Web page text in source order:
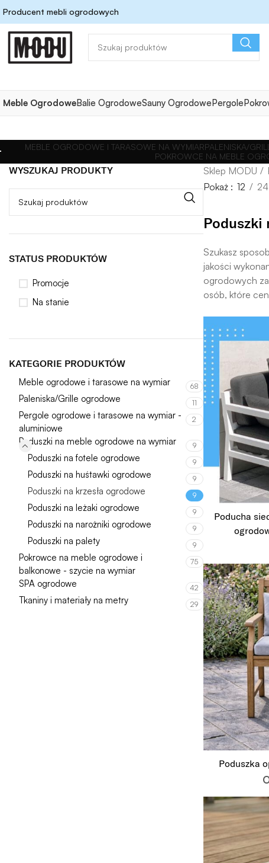
Producent mebli ogrodowych
Meble OgrodoweBalie OgrodoweSauny OgrodowePergole
MEBLE OGRODOWE I TARASOWE NA WYMIARPALENISKA/
POKROWCE NA MEBLE
WYSZUKAJ PRODUKTY
STATUS PRODUKTÓW
Promocje
Na stanie
KATEGORIE PRODUKTÓW
Meble ogrodowe i tarasowe na wymiar 68
Paleniska/Grille ogrodowe 11
Pergole ogrodowe i tarasowe na wymiar -
aluminiowe
2
Poduszki na meble ogrodowe na wymiar 9
Poduszki na fotele ogrodowe 9
Poduszki na huśtawki ogrodowe 9
Poduszki na krzesła ogrodowe 9
Poduszki na leżaki ogrodowe 9
Poduszki na narożniki ogrodowe 9
Poduszki na palety 9
Pokrowce na meble ogrodowe i
balkonowe - szycie na wymiar
75
SPA ogrodowe 42
Tkaniny i materiały na metry 29
Poduszki
Szukasz
jakości
ogrodowych
osób, które
Pokaż
12 24
Poducha
Poduszka